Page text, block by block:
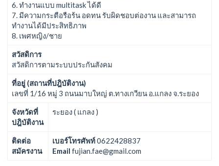
6. ทำงานแบบ multitask ได้ดี
7. มีความกระตือรือร้น อดทน รับผิดชอบต่องาน และสามารถ
ทำงานได้มีประสิทธิภาพ
8. เพศหญิง/ชาย
สวัสดิการ
สวัสดิการตามระบบประกันสังคม
ที่อยู่ (สถานที่ปฎิบัติงาน)
เลขที่ 1/16 หมู่ 3 ถนนมาบใหญ่ ต.ทางเกวียน อ.แกลง จ.ระยอง
จังหวัดที่
ปฎิบัติงาน
ระยอง ( แกลง )
ติดต่อ
สมัครงาน
เบอร์โทรศัพท์0622428837
Email fujian.fae@gmail.com